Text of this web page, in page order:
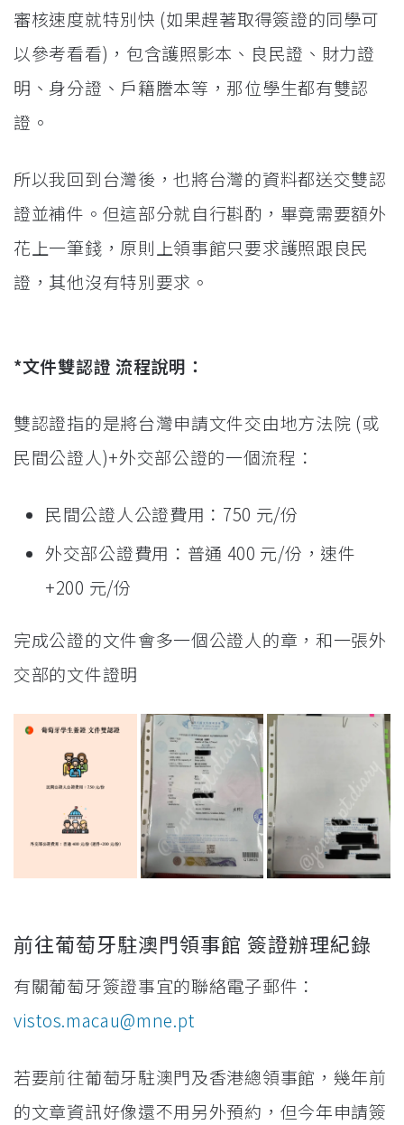
審核速度就特別快 (如果趕著取得簽證的同學可
以參考看看)，包含護照影本、良民證、財力證
明、身分證、戶籍謄本等，那位學生都有雙認
證。
所以我回到台灣後，也將台灣的資料都送交雙認
證並補件。但這部分就自行斟酌，畢竟需要額外
花上一筆錢，原則上領事館只要求護照跟良民
證，其他沒有特別要求。
*文件雙認證 流程說明：
雙認證指的是將台灣申請文件交由地方法院 (或
民間公證人)+外交部公證的一個流程：
民間公證人公證費用：750 元/份
外交部公證費用：普通 400 元/份，速件
+200 元/份
完成公證的文件會多一個公證人的章，和一張外
交部的文件證明
前往葡萄牙駐澳門領事館 簽證辦理紀錄
有關葡萄牙簽證事宜的聯絡電子郵件：
vistos.macau@mne.pt
若要前往葡萄牙駐澳門及香港總領事館，幾年前
的文章資訊好像還不用另外預約，但今年申請簽